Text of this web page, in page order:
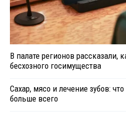
В палате регионов рассказали,
бесхозного госимущества
Сахар, мясо и лечение зубов:
больше всего